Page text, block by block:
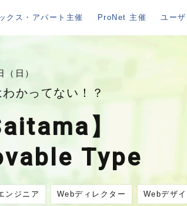
クス・アパート主催 ProNet 主催 ユー
日）
かってない！？
】
Type
ンジニア Webディレクター Webデザ